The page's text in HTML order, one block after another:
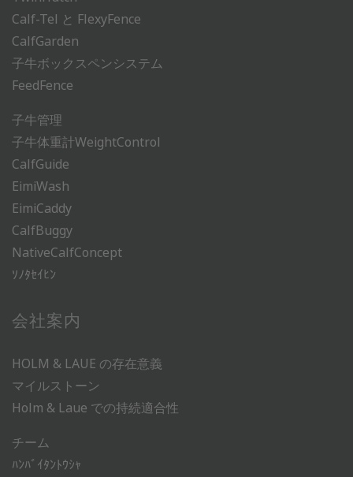
Calf-Tel と FlexyFence
CalfGarden
子牛ボックスペンシステム
FeedFence
子牛管理
子牛体重計WeightControl
CalfGuide
EimiWash
EimiCaddy
CalfBuggy
NativeCalfConcept
ｿﾉﾀｾｲﾋﾝ
会社案内
HOLM & LAUE の存在意義
マイルストーン
Holm & Laue での持続適合性
チーム
ﾊﾝﾊﾞｲﾀﾝﾄｳｼｬ